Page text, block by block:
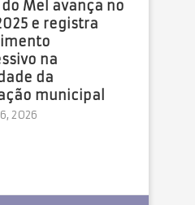
Mel avança no
2025 e registra
na
da
municipal
2026